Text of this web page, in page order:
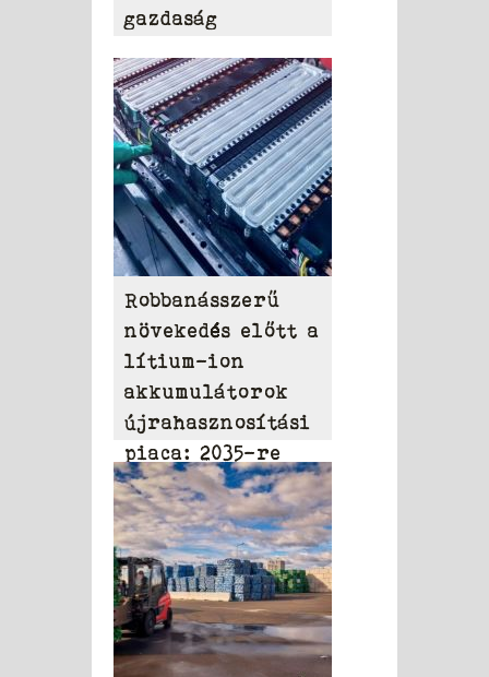
gazdaság
Robbanásszerű
növekedés előtt a
lítium-ion
akkumulátorok
újrahasznosítási
piaca: 2035-re
elérheti a 31,95
milliárd dollárt